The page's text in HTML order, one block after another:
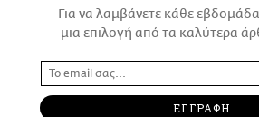
Για να λαμβάνετε κάθε
μια επιλογή από τα καλύτερα
ΕΓΓΡΑΦΗ